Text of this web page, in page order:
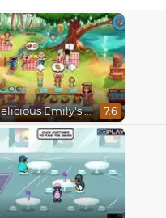
Delicious Emily's Hopes And Fears 7.6